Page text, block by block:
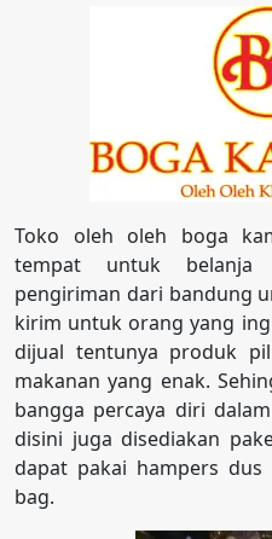
Toko oleh oleh boga
tempat untuk belanja
pengiriman dari bandung
kirim untuk orang yang
dijual tentunya produk
makanan yang enak.
bangga percaya diri
disini juga disediakan
dapat pakai hampers
bag.